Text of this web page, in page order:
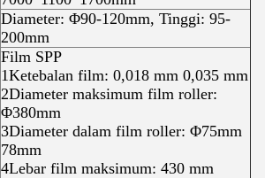
Diameter: Φ90-120mm, Tinggi: 95-
200mm
Film SPP
1Ketebalan film: 0,018 mm 0,035 mm
2Diameter maksimum film roller:
Φ380mm
3Diameter dalam film roller: Φ75mm
78mm
4Lebar film maksimum: 430 mm